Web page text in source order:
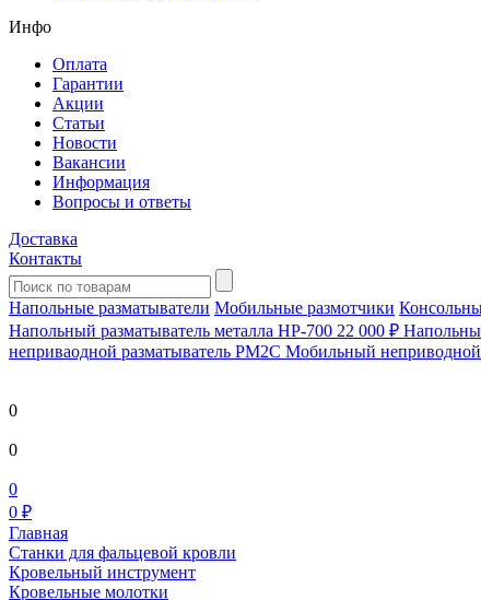
Инфо
Оплата
Гарантии
Акции
Статьи
Новости
Вакансии
Информация
Вопросы и ответы
Доставка
Контакты
Напольные разматыватели Мобильные размотчики
Напольный разматыватель металла HP-700 22 000 ₽
непривaодной разматыватель РМ2С Мобильный
0
0
0
0 ₽
Главная
Станки для фальцевой кровли
Кровельный инструмент
Кровельные молотки